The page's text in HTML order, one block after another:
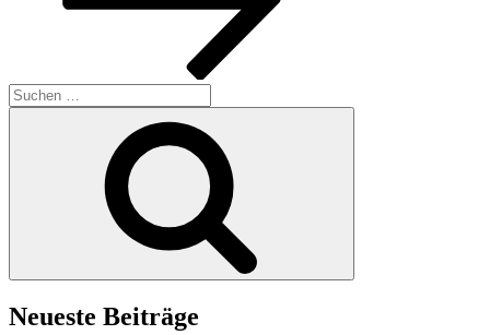
Suchen
nach:
Neueste Beiträge